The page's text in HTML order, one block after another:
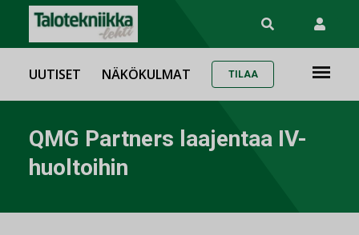
UUTISET NÄKÖKULMAT TILAA
QMG Partners laajentaa IV-
huoltoihin